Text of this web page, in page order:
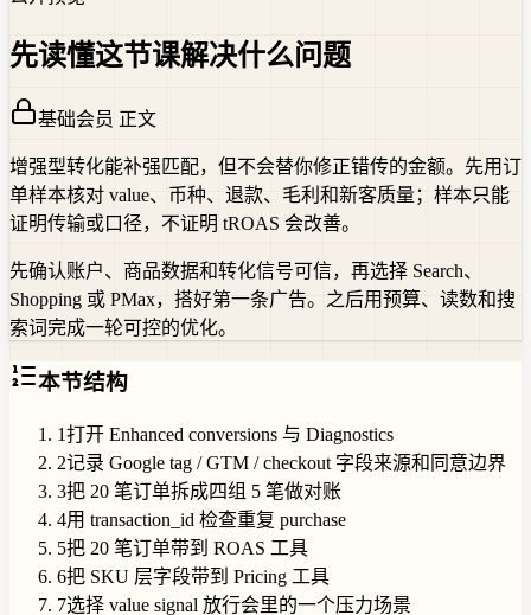
先读懂这节课解决什么问题
基础会员 正文
增强型转化能补强匹配，但不会替你修正错传的金额。先用订
单样本核对 value、币种、退款、毛利和新客质量；样本只能
证明传输或口径，不证明 tROAS 会改善。
先确认账户、商品数据和转化信号可信，再选择 Search、
Shopping 或 PMax，搭好第一条广告。之后用预算、读数和搜
索词完成一轮可控的优化。
本节结构
1打开 Enhanced conversions 与 Diagnostics
2记录 Google tag / GTM / checkout 字段来源和同意边界
3把 20 笔订单拆成四组 5 笔做对账
4用 transaction_id 检查重复 purchase
5把 20 笔订单带到 ROAS 工具
6把 SKU 层字段带到 Pricing 工具
7选择 value signal 放行会里的一个压力场景